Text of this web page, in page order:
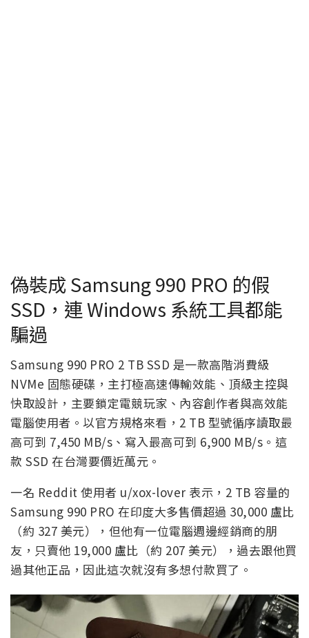
偽裝成 Samsung 990 PRO 的假
SSD，連 Windows 系統工具都能
騙過
Samsung 990 PRO 2 TB SSD 是一款高階消費級
NVMe 固態硬碟，主打極高速傳輸效能、頂級主控與
快取設計，主要鎖定電競玩家、內容創作者與高效能
電腦使用者。以官方規格來看，2 TB 型號循序讀取最
高可到 7,450 MB/s、寫入最高可到 6,900 MB/s。這
款 SSD 在台灣要價近萬元。
一名 Reddit 使用者 u/xox-lover 表示，2 TB 容量的
Samsung 990 PRO 在印度大多售價超過 30,000 盧比
（約 327 美元），但他有一位電腦週邊經銷商的朋
友，只賣他 19,000 盧比（約 207 美元），過去跟他買
過其他正品，因此這次就沒有多想付款買了。